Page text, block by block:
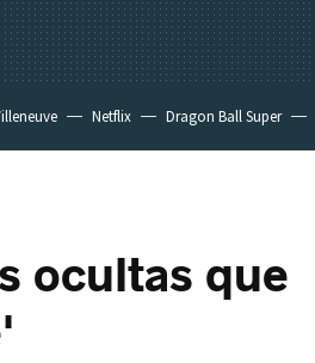
Netflix Dragon Ball Super
ocultas que